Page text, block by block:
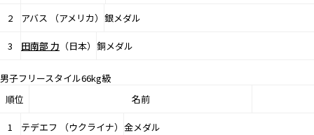
2 アバス （アメリカ） 銀メダル
3 田南部 力 （日本） 銅メダル
男子フリースタイル66kg級
順位
名前
1 テデエフ （ウクライナ） 金メダル